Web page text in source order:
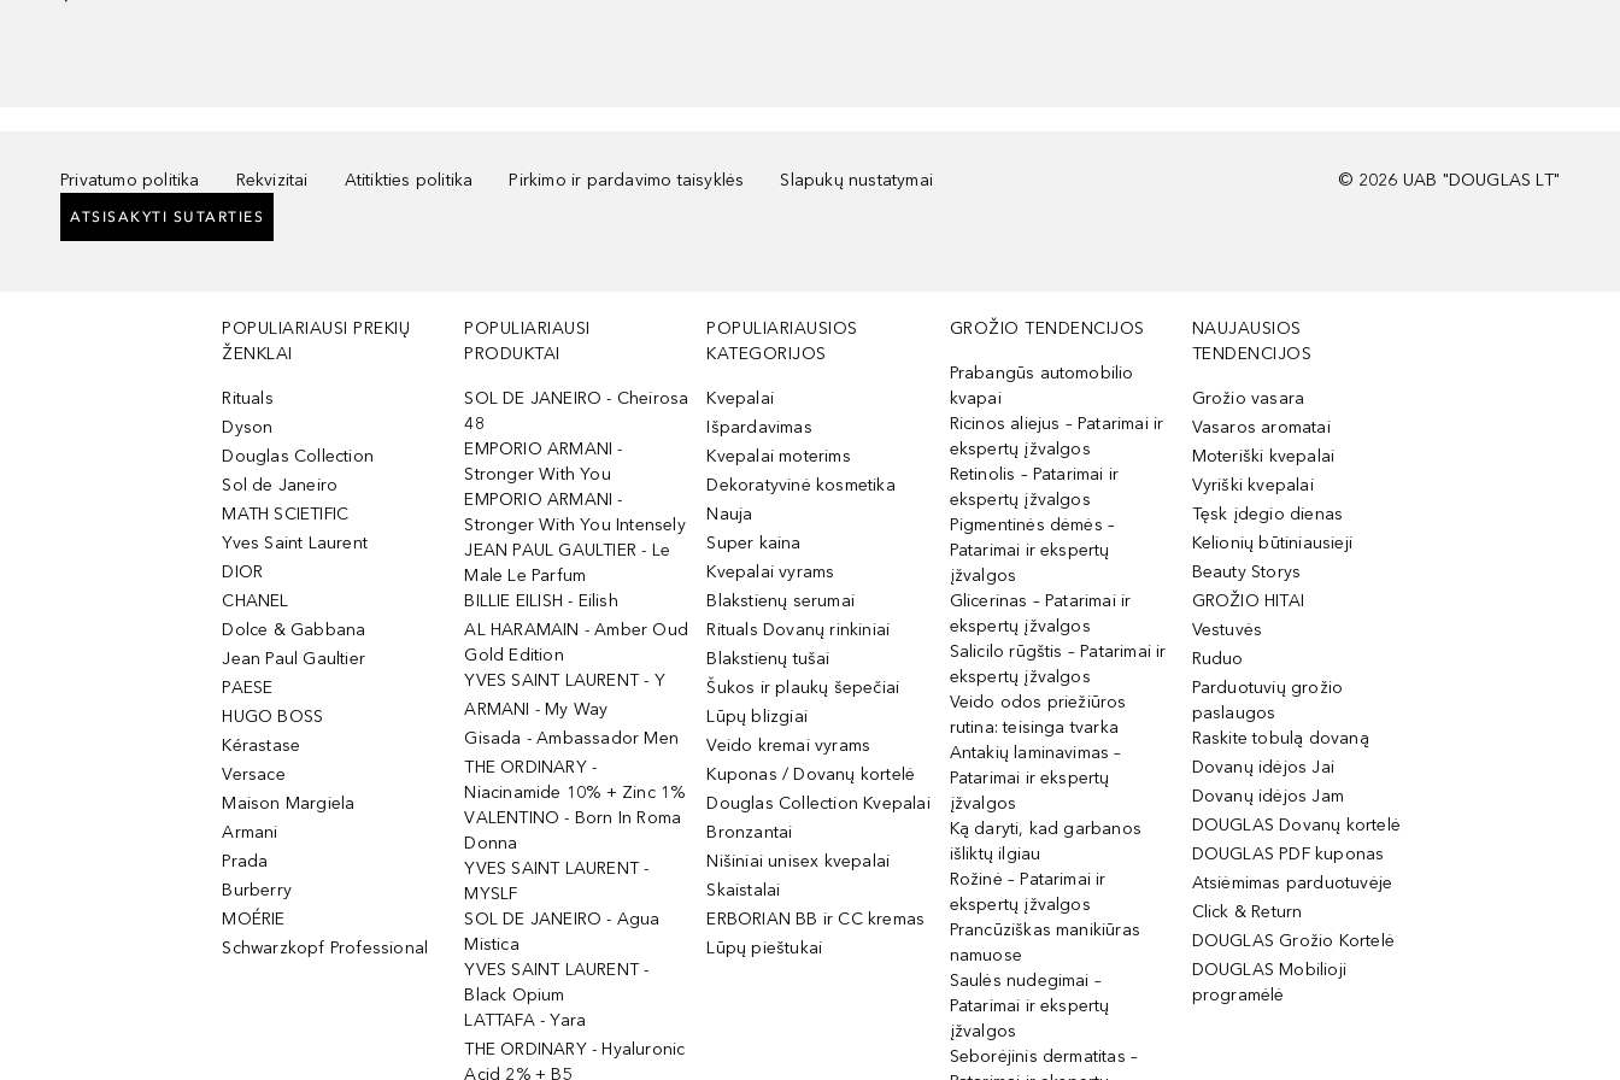
Privatumo politika Rekvizitai Atitikties politika Pirkimo ir pardavimo taisyklės Slapukų nustatymai
ATSISAKYTI SUTARTIES
© 2026 UAB "DOUGLAS LT"
POPULIARIAUSI PREKIŲ
ŽENKLAI
Rituals
Dyson
Douglas Collection
Sol de Janeiro
MATH SCIETIFIC
Yves Saint Laurent
DIOR
CHANEL
Dolce & Gabbana
Jean Paul Gaultier
PAESE
HUGO BOSS
Kérastase
Versace
Maison Margiela
Armani
Prada
Burberry
MOÉRIE
Schwarzkopf Professional
POPULIARIAUSI
PRODUKTAI
SOL DE JANEIRO - Cheirosa
48
EMPORIO ARMANI -
Stronger With You
EMPORIO ARMANI -
Stronger With You Intensely
JEAN PAUL GAULTIER - Le
Male Le Parfum
BILLIE EILISH - Eilish
AL HARAMAIN - Amber Oud
Gold Edition
YVES SAINT LAURENT - Y
ARMANI - My Way
Gisada - Ambassador Men
THE ORDINARY -
Niacinamide 10% + Zinc 1%
VALENTINO - Born In Roma
Donna
YVES SAINT LAURENT -
MYSLF
SOL DE JANEIRO - Agua
Mistica
YVES SAINT LAURENT -
Black Opium
LATTAFA - Yara
THE ORDINARY - Hyaluronic
Acid 2% + B5
POPULIARIAUSIOS
KATEGORIJOS
Kvepalai
Išpardavimas
Kvepalai moterims
Dekoratyvinė kosmetika
Nauja
Super kaina
Kvepalai vyrams
Blakstienų serumai
Rituals Dovanų rinkiniai
Blakstienų tušai
Šukos ir plaukų šepečiai
Lūpų blizgiai
Veido kremai vyrams
Kuponas / Dovanų kortelė
Douglas Collection Kvepalai
Bronzantai
Nišiniai unisex kvepalai
Skaistalai
ERBORIAN BB ir CC kremas
Lūpų pieštukai
GROŽIO TENDENCIJOS
Prabangūs automobilio
kvapai
Ricinos aliejus – Patarimai ir
ekspertų įžvalgos
Retinolis – Patarimai ir
ekspertų įžvalgos
Pigmentinės dėmės –
Patarimai ir ekspertų
įžvalgos
Glicerinas – Patarimai ir
ekspertų įžvalgos
Salicilo rūgštis – Patarimai ir
ekspertų įžvalgos
Veido odos priežiūros
rutina: teisinga tvarka
Antakių laminavimas –
Patarimai ir ekspertų
įžvalgos
Ką daryti, kad garbanos
išliktų ilgiau
Rožinė – Patarimai ir
ekspertų įžvalgos
Prancūziškas manikiūras
namuose
Saulės nudegimai –
Patarimai ir ekspertų
įžvalgos
Seborėjinis dermatitas –
NAUJAUSIOS
TENDENCIJOS
Grožio vasara
Vasaros aromatai
Moteriški kvepalai
Vyriški kvepalai
Tęsk įdegio dienas
Kelionių būtiniausieji
Beauty Storys
GROŽIO HITAI
Vestuvės
Ruduo
Parduotuvių grožio
paslaugos
Raskite tobulą dovaną
Dovanų idėjos Jai
Dovanų idėjos Jam
DOUGLAS Dovanų kortelė
DOUGLAS PDF kuponas
Atsiėmimas parduotuvėje
Click & Return
DOUGLAS Grožio Kortelė
DOUGLAS Mobilioji
programėlė